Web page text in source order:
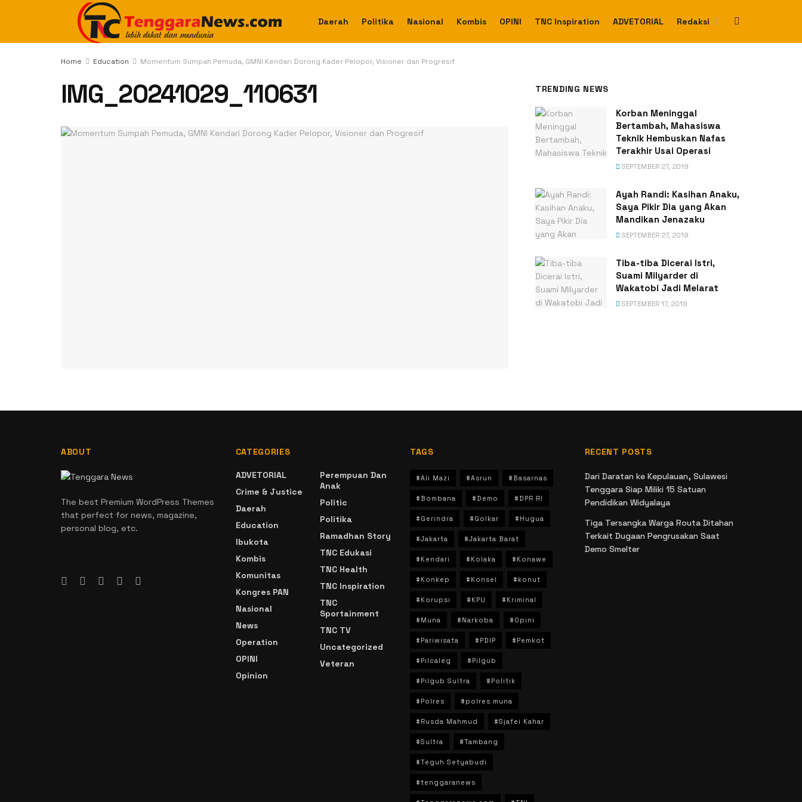
Daerah Politika Nasional Kombis OPINI TNC Inspiration ADVETORIAL Redaksi
Home Education Momentum Sumpah Pemuda, GMNI Kendari Dorong Kader Pelopor, Visioner dan Progresif
IMG_20241029_110631 TRENDING NEWS
Korban Meninggal
Bertambah, Mahasiswa
Teknik Hembuskan Nafas
Terakhir Usai Operasi
SEPTEMBER 27, 2019
Ayah Randi: Kasihan Anaku,
Saya Pikir Dia yang Akan
Mandikan Jenazaku
SEPTEMBER 27, 2019
Tiba-tiba Dicerai Istri,
Suami Milyarder di
Wakatobi Jadi Melarat
SEPTEMBER 17, 2019
ABOUT
The best Premium WordPress Themes
that perfect for news, magazine,
personal blog, etc.
CATEGORIES
ADVETORIAL
Crime & Justice
Daerah
Education
Ibukota
Kombis
Komunitas
Kongres PAN
Nasional
News
Operation
OPINI
Opinion
Perempuan Dan
Anak
Politic
Politika
Ramadhan Story
TNC Edukasi
TNC Health
TNC Inspiration
TNC
Sportainment
TNC TV
Uncategorized
Veteran
TAGS
#Ali Mazi #Asrun #Basarnas
#Bombana #Demo #DPR RI
#Gerindra #Golkar #Hugua
#Jakarta #Jakarta Barat
#Kendari #Kolaka #Konawe
#Konkep #Konsel #konut
#Korupsi #KPU #Kriminal
#Muna #Narkoba #Opini
#Pariwisata #PDIP #Pemkot
#Pilcaleg #Pilgub
#Pilgub Sultra #Politik
#Polres #polres muna
#Rusda Mahmud #Sjafei Kahar
#Sultra #Tambang
#Teguh Setyabudi
#tenggaranews
RECENT POSTS
Dari Daratan ke Kepulauan, Sulawesi
Tenggara Siap Miliki 15 Satuan
Pendidikan Widyalaya
Tiga Tersangka Warga Routa Ditahan
Terkait Dugaan Pengrusakan Saat
Demo Smelter